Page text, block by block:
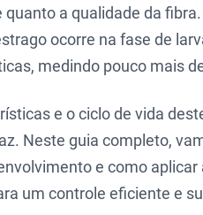
a qualidade da
ocorre na fase de
medindo pouco mais
e o ciclo de vida
Neste guia completo,
e como
um controle eficiente e